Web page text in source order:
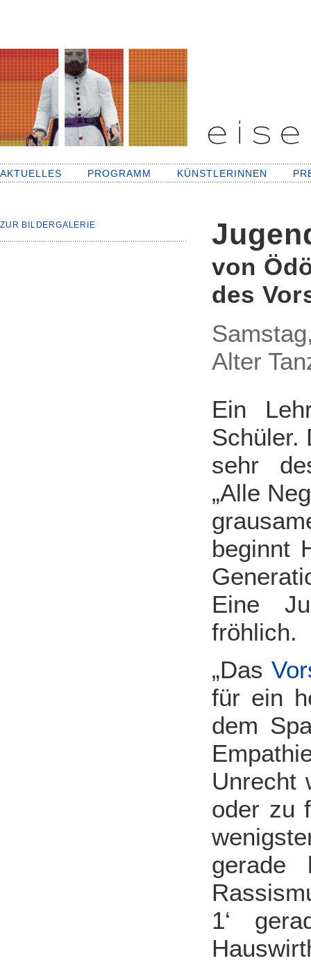
AKTUELLES PROGRAMM KÜNSTLERINNEN
ZUR BILDERGALERIE
von
des
Alter
Ein
Schüler.
sehr
„Alle
beginnt
Eine
fröhlich.
„Das
für ein
dem
Unrecht
oder zu
gerade
1‘